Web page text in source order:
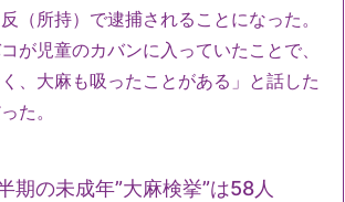
（所持）で逮捕されることになった。
が児童のカバンに入っていたことで、
く、大麻も吸ったことがある」と話した
た。
期の未成年”大麻検挙”は58人